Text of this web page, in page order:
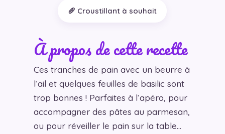
🥖 Croustillant à souhait
À propos de cette recette
Ces tranches de pain avec un beurre à
l’ail et quelques feuilles de basilic sont
trop bonnes ! Parfaites à l’apéro, pour
accompagner des pâtes au parmesan,
ou pour réveiller le pain sur la table…